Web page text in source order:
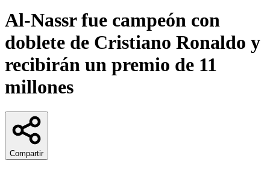
Al-Nassr fue campeón con
doblete de Cristiano Ronaldo y
recibirán un premio de 11
millones
Compartir